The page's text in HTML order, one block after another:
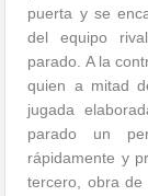
puerta y se
del equipo
parado. A la
quien a mitad
jugada
parado un
rápidamente y
tercero, obra de